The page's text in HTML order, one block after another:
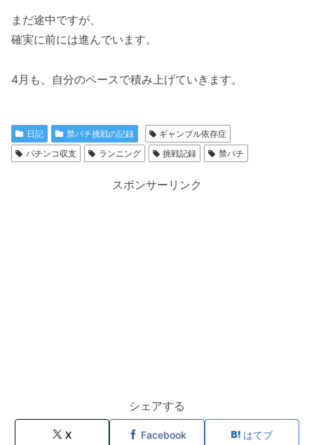
まだ途中ですが、
確実に前には進んでいます。
4月も、自分のペースで積み上げていきます。
日記 禁パチ挑戦の記録
ギャンブル依存症
パチンコ収支
ランニング 挑戦記録 禁パチ
スポンサーリンク
シェアする
X Facebook はてブ